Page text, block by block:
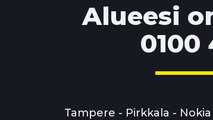
Alueesi
0100
Tampere - Pirkkala -